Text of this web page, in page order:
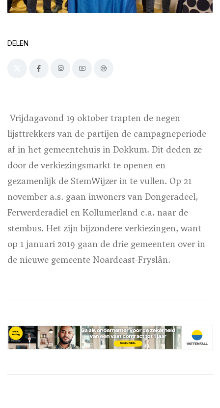
DELEN
Vrijdagavond 19 oktober trapten de negen
lijsttrekkers van de partijen de campagneperiode
af in het gemeentehuis in Dokkum. Dit deden ze
door de verkiezingsmarkt te openen en
gezamenlijk de StemWijzer in te vullen. Op 21
november a.s. gaan inwoners van Dongeradeel,
Ferwerderadiel en Kollumerland c.a. naar de
stembus. Het zijn bijzondere verkiezingen, want
op 1 januari 2019 gaan de drie gemeenten over in
de nieuwe gemeente Noardeast-Fryslân.